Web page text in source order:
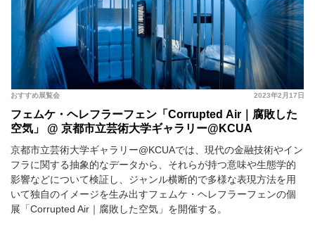
2023年2月17日
おすすめ展覧会
フェムケ・ヘレフラーフェン「Corrupted Air｜腐敗した
空気」 @ 京都市立芸術大学ギャラリー@KCUA
京都市立芸術大学ギャラリー@KCUAでは、現代の金融技術やイン
フラに関する抽象的なデータから、それらが持つ意味や生態学的
影響などについて検証し、ジャンル横断的で多様な表現方法を用
いて独自のイメージを生み出すフェムケ・ヘレフラーフェンの個
展「Corrupted Air｜腐敗した空気」を開催する。